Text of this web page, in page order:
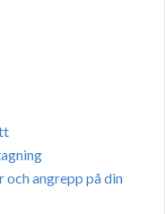
och angrepp på din